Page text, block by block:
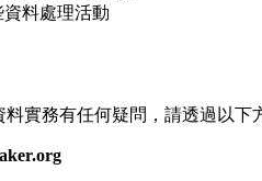
料處理活動
實務有任何疑問，請透過以下